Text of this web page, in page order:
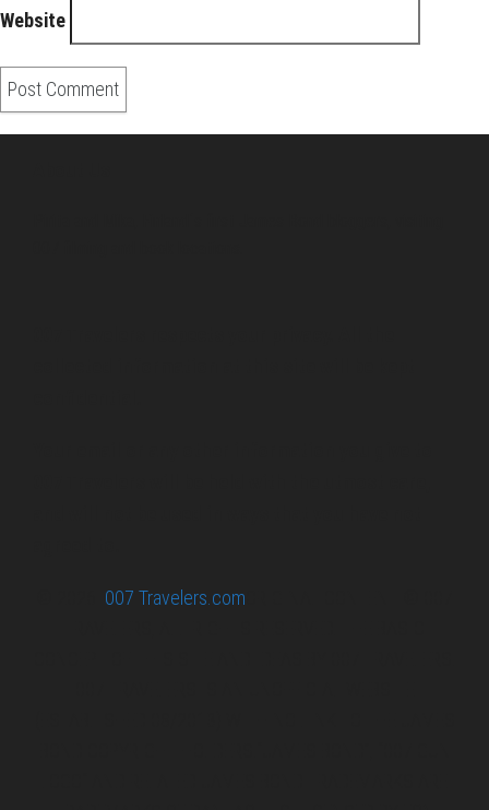
Website
007 Travelers.com